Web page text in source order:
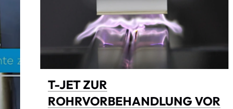
T-JET ZUR
ROHRVORBEHANDLUNG VOR